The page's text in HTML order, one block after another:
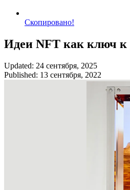
Скопировано!
Идеи NFT как ключ к
Updated: 24 сентября, 2025
Published: 13 сентября, 2022